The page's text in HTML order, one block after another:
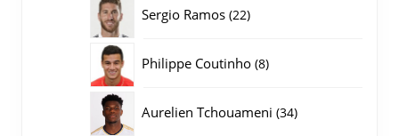
Sergio Ramos 2222
Philippe Coutinho 88
Aurelien Tchouameni 3434